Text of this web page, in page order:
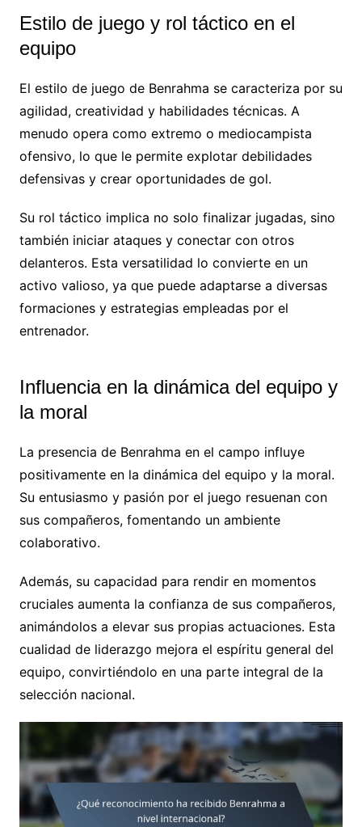
Estilo de juego y rol táctico en el
equipo
El estilo de juego de Benrahma se caracteriza por su
agilidad, creatividad y habilidades técnicas. A
menudo opera como extremo o mediocampista
ofensivo, lo que le permite explotar debilidades
defensivas y crear oportunidades de gol.
Su rol táctico implica no solo finalizar jugadas, sino
también iniciar ataques y conectar con otros
delanteros. Esta versatilidad lo convierte en un
activo valioso, ya que puede adaptarse a diversas
formaciones y estrategias empleadas por el
entrenador.
Influencia en la dinámica del equipo y
la moral
La presencia de Benrahma en el campo influye
positivamente en la dinámica del equipo y la moral.
Su entusiasmo y pasión por el juego resuenan con
sus compañeros, fomentando un ambiente
colaborativo.
Además, su capacidad para rendir en momentos
cruciales aumenta la confianza de sus compañeros,
animándolos a elevar sus propias actuaciones. Esta
cualidad de liderazgo mejora el espíritu general del
equipo, convirtiéndolo en una parte integral de la
selección nacional.